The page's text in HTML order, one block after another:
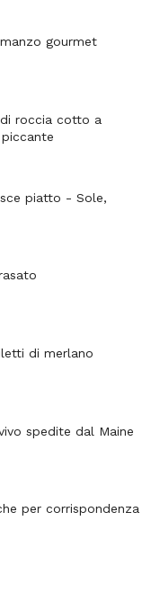
gourmet
roccia cotto a
piatto - Sole,
di merlano
spedite dal Maine
per corrispondenza